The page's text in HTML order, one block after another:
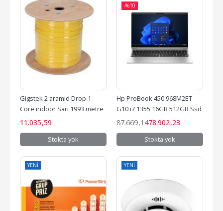
Gigstek 2 aramid Drop 1
Core indoor Sarı 1993 metre
Fiber Kablo
11.035,59
Stokta yok
-%10
Hp ProBook 450 968M2ET
G10 i7 1355 16GB 512GB Ssd
FreeDOS 15.6" Notebook
87.669,1478.902,23
Stokta yok
YENI YENI